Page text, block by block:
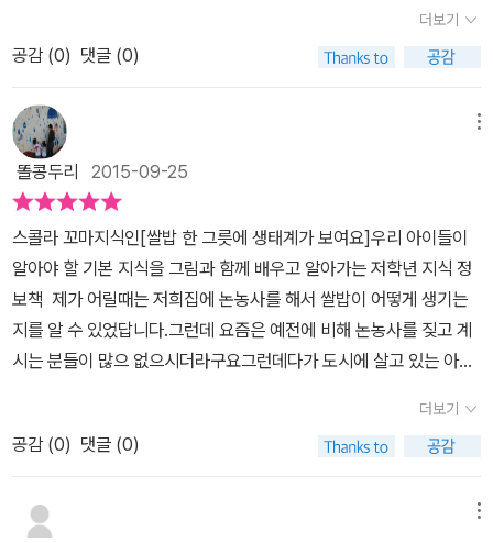
은 따뜻한 곳으로 날아가요.드디어 벼를 수확하는날.논친구들과 키운
벼들을 수확하니 무척 기쁜 꼬마농부 진혁이였어요. 일년농사의 과
정에서 논친구들이 자라는 과정, 그리고 어떻게 논농사를 돕는지, 그
리고 먹이사슬까지 배울수있어서너무나도 유익한 책이였어요. 중요
한 내용들은 이해하기 쉽게 만화형식으로 나와있어서 아이들이 보기
에 좋았어요. 첵을 마무리하고는 '한눈에 보는 일년벼농사'.'논친구들
의 먹고 먹히는 관계' 가 나와서 한번더 책의 내용을 요약해서 보여주
었고요.먹이사슬도 피라미드 모양으로 자세히 알려줘서 아이가 보면
서 재미있어했네요.이걸 얘가 먹고 애는 또 얘한테 잡아먹히고.. 처음
배운 먹이사슬 관계라서 매우 흥미로워했어요.거기다 ' 재활용품으로
벼 키워보기' 페이지에는 집에서 아이와 함께 벼를 키울수있는 방법
을 알려주셔서 아이와함께해보며 좋겠다고 생각을 했네요. 저희집은
아파트니 친정집 옥상에서 키워보면 좋을것 같았어요. 귀여운 그림으
로 여러가지 곤충,동물들이 실제로 벼농사를 어떻게 돕고, 그 많은 친
었네요..이제 아이들은 논친구들과 농부아저씨들을 떠올리며밥한톨
리의 쌀이 우리 밥상을 풍성하게 되기를 바래봅니다~!일 년 벼농사를
열심히 지으시고 자녀들에게 보내 주시는부모님께 더욱 감사함을 느
끼며 좋은 책읽기 했습니다.
년새우를 미꾸라지가 미꾸라지를 오리가 먹는 모습을 보니 아이들이
음~~ 이런게 생태계네! 하며 배우는 즐거움을 느꼈답니다. 개구리를
원에서 보았던 우렁이 알이 생각이 났는지 우렁이가 엄청 많았다며
서로 목소리 높여 자랑하네요.한눈에 보는 벼 농사를 통해 벼가 자라
서 우리 밥상까지 오는 과정을 보니 밥 한톨도 그냥 버려서는 안된다
는 교육이 절로 되요.또 한가지는 논에 사는 친구들을 통해 생태계를
이해하게 되었답니다. 책을 읽고 또 읽다 마침 지평선 축제가 열려 쌀
의 축제장으로 달려갔답니다. ㅎㅎ 자그마한 솥에 하얀 쌀을 넣고 밥
을 지어 먹어보니 밥 맛이 더욱 좋았어요!!비록 연기로 인해 눈엔 눈물
이 그렁그렁했지만요~ ^^;; 특히 논에 사는 메뚜기를 잡아 볼 수 있어
더욱 재미있었어요.책도 읽고 또 체험도 해보니 우리 논에 대해 이해
가 밥을 먹기 까지는 많은 동식물들과 기후가 도움을 주는데요쌀은
하늘,땅 해 ,바람이 없이는 자라나지 못합니다.밥을 먹을때마다 우리
는 밥을 먹게 해준 하늘에 감사하고 농부 아저씨게 감사하는 마음으
로소중하게 먹어야 하겠습니다. 우리의 밥상을 책임지는 쌀밥을 있게
해준 것들에는 백로 ,뱀,개구리,미꾸라지,왕잠자리,거미,메뚜기,,,등이
있는데요얼핏보면 상관없어 보이는 이 동물들이 어떻게 벼를 수확하
는데 관여를 하는지 알아보도록 하겠습니다.왕잠자리는 볏대의 즙액
을 빨아먹는 해충인 노랑다리멸구,흑명나방,벼메뚜기를 잡아 먹어서
벼 잎을 지킵니다. 벼를 사이에 두고 동물들은 먹고 먹히는 관계를 형
성하는데요풍년 새우를 미꾸라지가 먹고 미꾸라지는 다시 오리가 먹
는 등 먹이 사슬이 이루어 지고 있습니다.오리의 똥은 벼에게 영양분
을 주고 오리의 똥을 먹고 자란 벼는 맛있게 읽는다고 합니다.이 먹이
사슬이 파괴되면 우리의 생태계는 위협을 받게 됩니다.우리는 무엇보
다 자연의 순리를 거스르지않고 자연을 지켜나가는 것이 무엇보다 중
매달려 있는 것을 볼 수 있습니다.그 분홍빛은 부지런히 풀을 뜯어 먹
더보기
공감 (0) 댓글 (0)
똘콩두리 2015-09-25
스콜라 꼬마지식인[쌀밥 한 그릇에 생태계가 보여요]​우리 아이들이
알아야 할 기본 지식을 그림과 함께 배우고 알아가는 저학년 지식 정
보책​ ​제가 어릴때는 저희집에 논농사를 해서 쌀밥이 어떻게 생기는
지를 알 수 있었답니다.그런데 요즘은 예전에 비해 논농사를 짖고 계
시는 분들이 많으 없으시더라구요그런데다가 도시에 살고 있는 아이
겨나는 건지 알고있는 애들이 많지요!!!​​와니혀니 또한 차를 타고 지나
다가 벼를 보고 엄마~저게 뭐야? 라고 물어보더라구요!!!이 책은 와
니혀니처럼 궁금한 아이들을 위해서 재미나게 그림으로 호기심을 풀
어주는 책이랍니다!!! 책 주인공 진혁이는 할아버지께서 보내주신 현
더보기
공감 (0) 댓글 (0)